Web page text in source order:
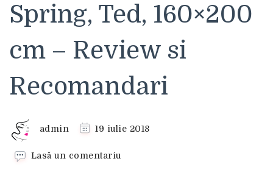
Spring, Ted, 160×200
cm – Review si
Recomandari
admin 19 iulie 2018
Lasă un comentariu